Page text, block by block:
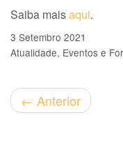
Saiba maisaqui.
3 Setembro 2021
Atualidade Eventos e
← Anterior